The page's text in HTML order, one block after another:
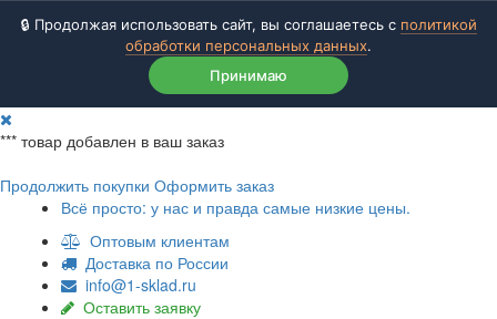
🔒 Продолжая использовать сайт, вы соглашаетесь с политикой
обработки персональных данных.
Принимаю
*** товар добавлен в ваш заказ
Продолжить покупки Оформить заказ
Всё просто: у нас и правда самые низкие цены.
Оптовым клиентам
Доставка по России
info@1-sklad.ru
Оставить заявку